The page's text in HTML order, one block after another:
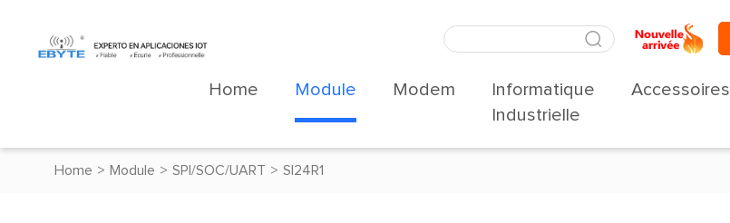
Home Module Modem
Informatique
Industrielle
Accessoires
Home > Module > SPI/SOC/UART > SI24R1